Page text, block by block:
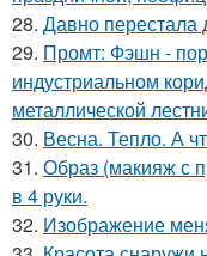
28. Давно
29. Промт: Фэшн -
индустриальном
металлической
30. Весна. Тепло. А
31. Образ (макияж с
в 4 руки.
32. Изображение